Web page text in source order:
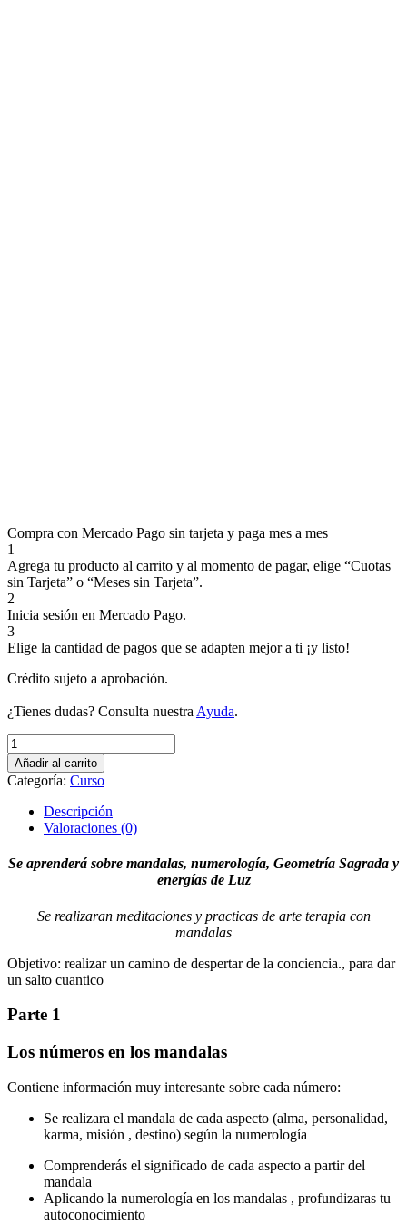
Compra con Mercado Pago sin tarjeta y paga mes a mes
1
Agrega tu producto al carrito y al momento de pagar, elige “Cuotas
sin Tarjeta” o “Meses sin Tarjeta”.
2
Inicia sesión en Mercado Pago.
3
Elige la cantidad de pagos que se adapten mejor a ti ¡y listo!
Crédito sujeto a aprobación.
¿Tienes dudas? Consulta nuestra Ayuda.
MANDALAS
PERSONALES,
PRESENCIAL
Y
LINE
cantidad
Añadir al carrito
Categoría: Curso
Descripción
Valoraciones (0)
Se aprenderá sobre mandalas, numerología, Geometría Sagrada y
energías de Luz
Se realizaran meditaciones y practicas de arte terapia con
mandalas
Objetivo: realizar un camino de despertar de la conciencia., para dar
un salto cuantico
Parte 1
Los números en los mandalas
Contiene información muy interesante sobre cada número:
Se realizara el mandala de cada aspecto (alma, personalidad,
karma, misión , destino) según la numerología
Comprenderás el significado de cada aspecto a partir del
mandala
Aplicando la numerología en los mandalas , profundizaras tu
autoconocimiento